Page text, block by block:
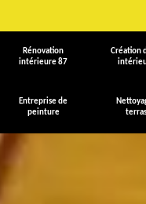
Rénovation
intérieure 87
Création
Entreprise de
peinture